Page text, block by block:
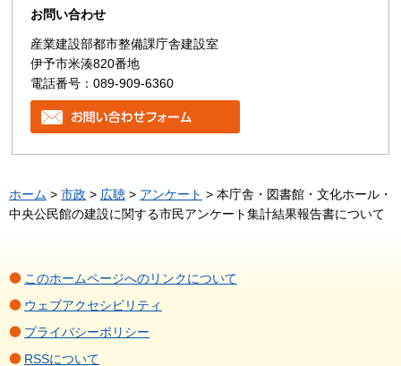
お問い合わせ
産業建設部都市整備課庁舎建設室
伊予市米湊820番地
電話番号：089-909-6360
ホーム > 市政 > 広聴 > アンケート > 本庁舎・図書館・文化ホール・
中央公民館の建設に関する市民アンケート集計結果報告書について
このホームページへのリンクについて
ウェブアクセシビリティ
プライバシーポリシー
RSSについて